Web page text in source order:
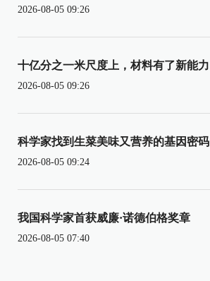
2026-08-05 09:26
十亿分之一米尺度上，材料有了新能力
2026-08-05 09:26
科学家找到生菜美味又营养的基因密码
2026-08-05 09:24
我国科学家首获威廉·诺德伯格奖章
2026-08-05 07:40